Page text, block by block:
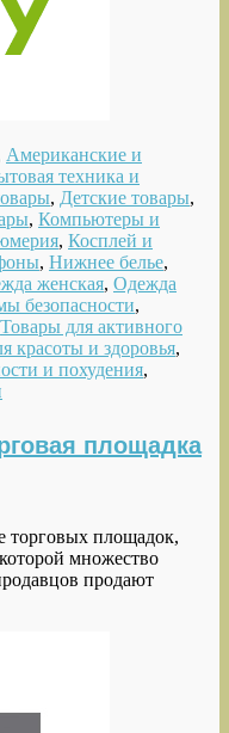
Американские и
техника и
, Детские товары,
, Компьютеры и
, Косплей и
, Нижнее белье,
женская, Одежда
безопасности,
Товары для активного
красоты и здоровья,
и похудения,
площадка
площадок,
множество
продают